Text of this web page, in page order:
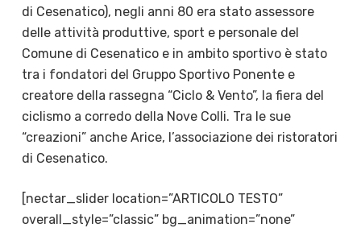
di Cesenatico), negli anni 80 era stato assessore
delle attività produttive, sport e personale del
Comune di Cesenatico e in ambito sportivo è stato
tra i fondatori del Gruppo Sportivo Ponente e
creatore della rassegna “Ciclo & Vento”, la fiera del
ciclismo a corredo della Nove Colli. Tra le sue
“creazioni” anche Arice, l’associazione dei ristoratori
di Cesenatico.
[nectar_slider location=”ARTICOLO TESTO”
overall_style=”classic” bg_animation=”none”